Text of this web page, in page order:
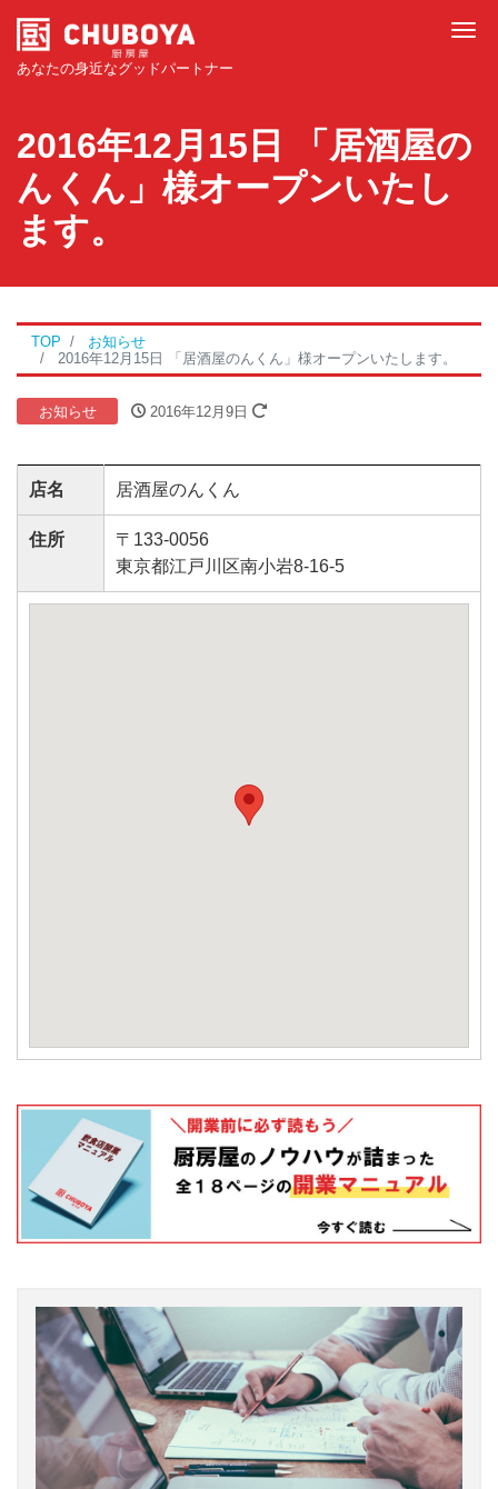
あなたの身近なグッドパートナー
2016年12月15日 「居酒屋の
んくん」様オープンいたし
ます。
TOP
お知らせ
2016年12月15日 「居酒屋のんくん」様オープンいたします。
お知らせ 2016年12月9日
店名 居酒屋のんくん
住所
〒133-0056
東京都江戸川区南小岩8-16-5